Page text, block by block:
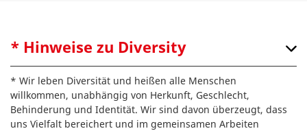
* Hinweise zu Diversity
* Wir leben Diversität und heißen alle Menschen
willkommen, unabhängig von Herkunft, Geschlecht,
Behinderung und Identität. Wir sind davon überzeugt, dass
uns Vielfalt bereichert und im gemeinsamen Arbeiten